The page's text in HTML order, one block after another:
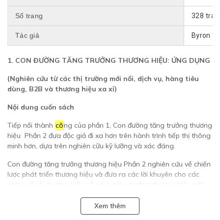
Số trang 328
Tác giả Byron
1. CON ĐƯỜNG TĂNG TRƯỞNG THƯƠNG HIỆU: ỨNG DỤNG
(Nghiên cứu từ các thị trường mới nổi, dịch vụ, hàng tiêu
dùng, B2B và thương hiệu xa xỉ)
Nội dung cuốn sách
Tiếp nối thành công của phần 1, Con đường tăng trưởng thương
hiệu Phần 2 đưa độc giả đi xa hơn trên hành trình tiếp thị thông
minh hơn, dựa trên nghiên cữu kỹ lưỡng và xác đáng.
Con đường tăng trưởng thương hiệu Phần 2 nghiên cứu về chiến
lược phát triển thương hiệu và đưa ra các lời khuyên cho các
nhà quản lý thương hiệu về cách tăng trưởng thương hiệu một
đến thị trường mới nổi, dịch vụ, hàng tiêu dùng, B2B và thương
Xem thêm